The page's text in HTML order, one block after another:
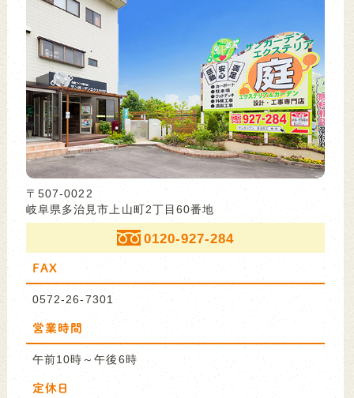
〒507-0022
岐阜県多治見市上山町2丁目60番地
0120-927-284
FAX
0572-26-7301
営業時間
午前10時～午後6時
定休日